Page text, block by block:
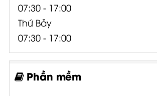
07:30 - 17:00
Thứ Bảy
07:30 - 17:00
Phần mềm